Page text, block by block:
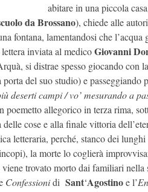
abitare in una piccola
da Brossano), chiede alle
fontana, lamentandosi che
inviata al medicoGiovanni
si distrae spesso giocando con
del suo studio) e
deserti campi / vo’ mesurando a
poemetto allegorico in terza rima,
cose e alla finale vittoria
letteraria, perché, stanco dei
la morte lo coglierà
trovato morto dai familiari
Confessionidi Sant‘Agostinoe l’